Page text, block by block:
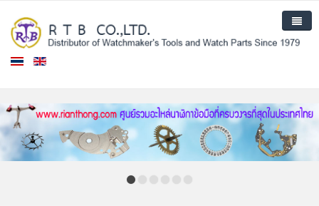
สินค้า
สินค้าใหม่
เกี่ยวกับเรา